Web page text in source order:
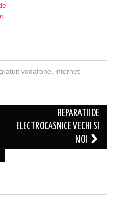
vodafone
internet
REPARATII DE
ELECTROCASNICE VECHI SI
NOI